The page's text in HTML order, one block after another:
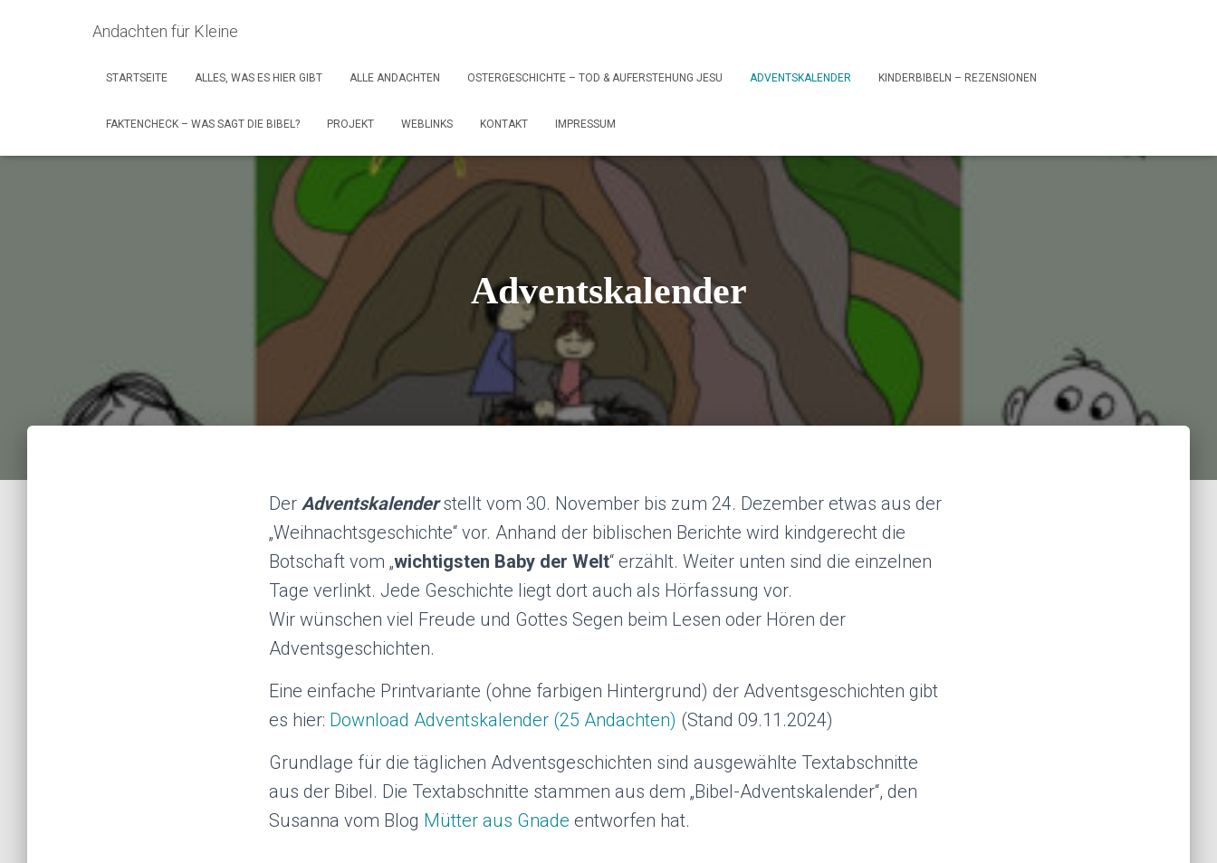
Andachten für Kleine
STARTSEITE ALLES, WAS ES HIER GIBT ALLE ANDACHTEN OSTERGESCHICHTE – TOD & AUFERSTEHUNG JESU ADVENTSKALENDER KINDERBIBELN – REZENSIONEN
FAKTENCHECK – WAS SAGT DIE BIBEL? PROJEKT WEBLINKS KONTAKT IMPRESSUM
Adventskalender
Der Adventskalenderstellt vom 30. November bis zum 24. Dezember etwas aus der
„Weihnachtsgeschichte“ vor. Anhand der biblischen Berichte wird kindgerecht die
Botschaft vom „wichtigsten Baby der Welt“ erzählt. Weiter unten sind die einzelnen
Tage verlinkt. Jede Geschichte liegt dort auch als Hörfassung vor.
Wir wünschen viel Freude und Gottes Segen beim Lesen oder Hören der
Adventsgeschichten.
Eine einfache Printvariante (ohne farbigen Hintergrund) der Adventsgeschichten gibt
es hier: Download Adventskalender (25 Andachten) (Stand 09.11.2024)
Grundlage für die täglichen Adventsgeschichten sind ausgewählte Textabschnitte
aus der Bibel. Die Textabschnitte stammen aus dem „Bibel-Adventskalender“, den
Susanna vom Blog Mütter aus Gnade entworfen hat.